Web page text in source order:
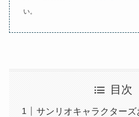
い。
目次
サンリオキャラクター